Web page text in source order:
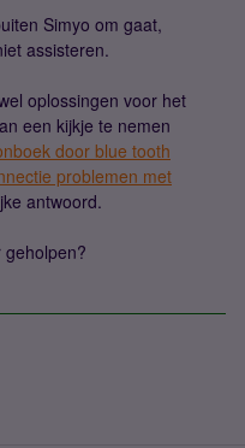
Simyo om gaat,
assisteren.
oplossingen voor het
een kijkje te nemen
door blue tooth
problemen met
antwoord.
geholpen?